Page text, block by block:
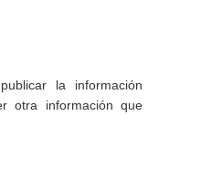
la información
otra información que